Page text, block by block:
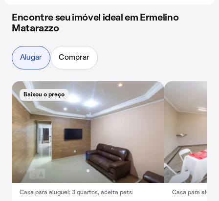
Encontre seu imóvel ideal em Ermelino
Matarazzo
Baixou o preço
Casa para aluguel: 3 quartos, aceita pets. Casa para
Alugar Comprar